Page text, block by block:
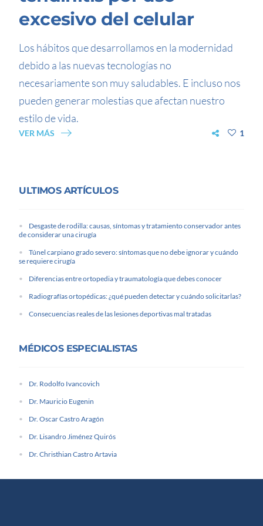
excesivo del celular
Los hábitos que desarrollamos en la modernidad
debido a las nuevas tecnologías no
necesariamente son muy saludables. E incluso nos
pueden generar molestias que afectan nuestro
estilo de vida.
VER MÁS 1
ULTIMOS ARTÍCULOS
Desgaste de rodilla: causas, síntomas y tratamiento conservador antes
de considerar una cirugía
Túnel carpiano grado severo: síntomas que no debe ignorar y cuándo
se requiere cirugía
Diferencias entre ortopedia y traumatología que debes conocer
Radiografías ortopédicas: ¿qué pueden detectar y cuándo solicitarlas?
Consecuencias reales de las lesiones deportivas mal tratadas
MÉDICOS ESPECIALISTAS
Dr. Rodolfo Ivancovich
Dr. Mauricio Eugenin
Dr. Oscar Castro Aragón
Dr. Lisandro Jiménez Quirós
Dr. Christhian Castro Artavia